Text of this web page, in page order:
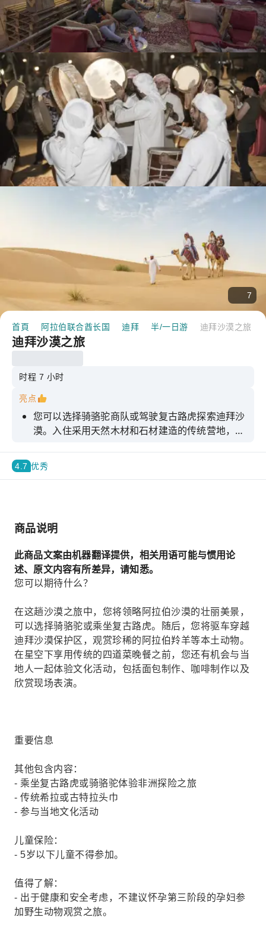
7
首頁 阿拉伯联合酋长国 迪拜 半/一日游 迪拜沙漠之旅
迪拜沙漠之旅
时程 7 小时
亮点
您可以选择骑骆驼商队或驾驶复古路虎探索迪拜沙
漠。入住采用天然木材和石材建造的传统营地，感
艺和配方烹制的正宗阿拉伯美食。
4.7 优秀
商品说明
此商品文案由机器翻译提供，相关用语可能与惯用论
述、原文内容有所差异，请知悉。
您可以期待什么？
在这趟沙漠之旅中，您将领略阿拉伯沙漠的壮丽美景，
可以选择骑骆驼或乘坐复古路虎。随后，您将驱车穿越
迪拜沙漠保护区，观赏珍稀的阿拉伯羚羊等本土动物。
在星空下享用传统的四道菜晚餐之前，您还有机会与当
地人一起体验文化活动，包括面包制作、咖啡制作以及
欣赏现场表演。
重要信息
其他包含内容：
- 乘坐复古路虎或骑骆驼体验非洲探险之旅
- 传统希拉或古特拉头巾
- 参与当地文化活动
儿童保险：
- 5岁以下儿童不得参加。
值得了解：
- 出于健康和安全考虑，不建议怀孕第三阶段的孕妇参
加野生动物观赏之旅。